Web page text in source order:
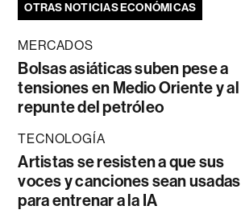
OTRAS NOTICIAS ECONÓMICAS
MERCADOS
Bolsas asiáticas suben pese a
tensiones en Medio Oriente y al
repunte del petróleo
TECNOLOGÍA
Artistas se resisten a que sus
voces y canciones sean usadas
para entrenar a la IA